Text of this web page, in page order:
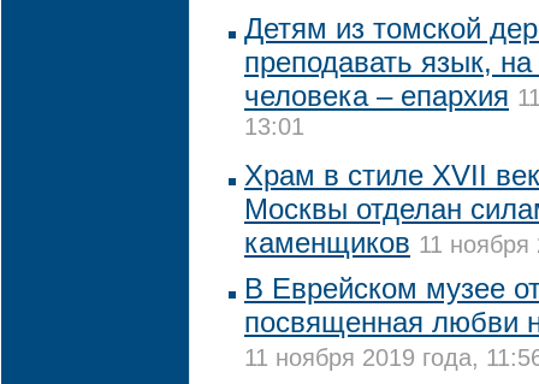
Детям из томской
преподавать язык,
человека – епархия
13:01
Храм в стиле XVII
Москвы отделан
каменщиков 11 ноября
В Еврейском музее
посвященная любви
11 ноября 2019 года,